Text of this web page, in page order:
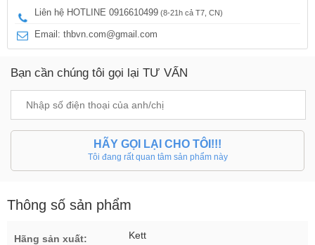
Liên hệ HOTLINE 0916610499 (8-21h cả T7, CN)
Email: thbvn.com@gmail.com
Bạn cần chúng tôi gọi lại TƯ VẤN
HÃY GỌI LẠI CHO TÔI!!!
Tôi đang rất quan tâm sản phẩm này
Thông số sản phẩm
Hãng sản xuất: Kett